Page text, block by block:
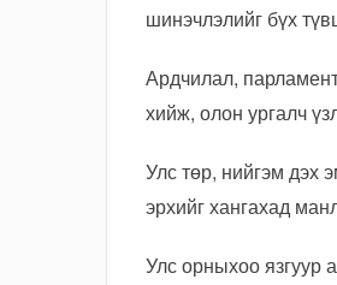
шинэчлэлийг бүх
Ардчилал,
хийж, олон ургалч
Улс төр, нийгэм дэх
эрхийг хангахад
Улс орныхоо язгуур